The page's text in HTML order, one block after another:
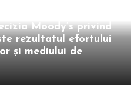
Moody’s privind
rezultatul efortului
și mediului de